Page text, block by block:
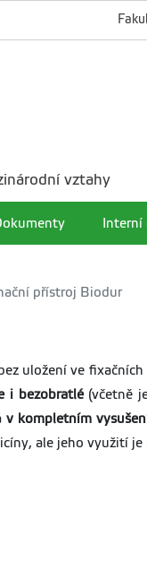
vztahy
přístroj Biodur
bez uložení ve
i bezobratlé(včetně
v kompletním
ale jeho využití je